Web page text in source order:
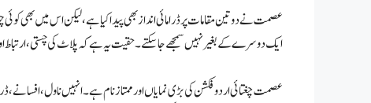
عصمت نے دو تین مقامات پر ڈرامائی انداز بھی پیدا کیا ہے، لیکن اس میں بھی
ایک دوسرے کے بغیر نہیں سمجھے جا سکتے۔ حقیت یہ ہے کہ پلاٹ کی چستی، ارتباط اور
عصمت چغتائی اردو فکشن کی بڑی نمایاں اور ممتاز نام ہے۔ انہیں ناول،